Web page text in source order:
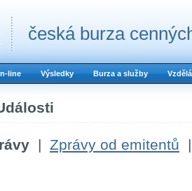
česká burza
line Výsledky Burza a služby
| Zprávy od emitentů |